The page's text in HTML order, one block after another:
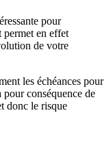
pour
permet en effet
de votre
les échéances pour
conséquence de
donc le risque